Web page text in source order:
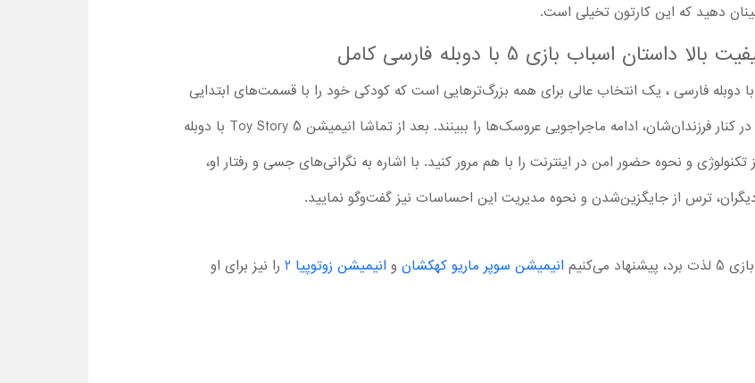
دهید که این کارتون تخیلی است.
اسباب بازی 5 با دوبله فارسی کامل
دوبله فارسی ، یک انتخاب عالی برای همه بزرگ‌ترهایی است که کودکی خود را با قسمت‌های ابتدایی
این مجموعه سپری کرده‌اند و حالا می‌خواهند که در کنار فرزندان‌شان، ادامه ماجراجویی عروسک‌ها را ببینند. بعد از تماشا انیمیشن Toy Story 5 با دوبله
و نحوه حضور امن در اینترنت را با هم مرور کنید. با اشاره به نگرانی‌های جسی و رفتار او،
ترس از جایگزین‌شدن و نحوه مدیریت این احساسات نیز گفت‌وگو نمایید.
انیمیشن سوپر ماریو کهکشان و انیمیشن زوتوپیا 2
را نیز برای او